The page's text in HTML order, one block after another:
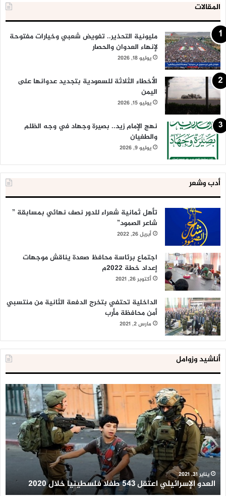
المقالات
مليونية التحذير.. تفويض شعبي وخيارات مفتوحة
لإنهاء العدوان والحصار
يوليو 18, 2026
الأخطاء الثلاثة للسعودية بتجديد عدوانها على
اليمن
يوليو 15, 2026
نهج الإمام زيد.. بصيرة وجهاد في وجه الظلم
والطغيان
يوليو 9, 2026
أدب وشعر
تأهل ثمانية شعراء للدور نصف نهائي بمسابقة ”
شاعر الصمود”
أبريل 26, 2022
اجتماع برئاسة محافظ صعدة يناقش موجهات
إعداد خطة 2022م
أكتوبر 26, 2021
الداخلية تحتفي بتخرج الدفعة الثانية من منتسبي
أمن محافظة مأرب
مارس 2, 2021
أناشيد وزوامل
العدو
الإسرائيلي
اعتقل
543
طفلا
فلسطينيا
خلال
2020
يناير 31, 2021
العدو الإسرائيلي اعتقل 543 طفلا فلسطينيا خلال 2020